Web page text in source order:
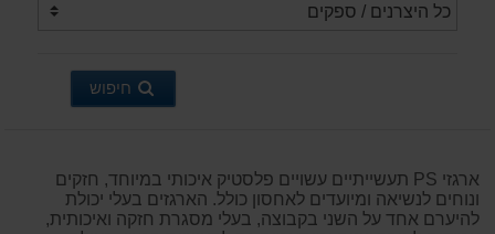
חיפוש
ארגזי PS תעשייתיים עשויים פלסטיק איכותי במיוחד, חזקים
ונוחים לנשיאה ומיועדים לאחסון כולל. הארגזים בעלי יכולת
להיערם אחד על השני בקבוצה, בעלי מסגרת חזקה ואיכותית,